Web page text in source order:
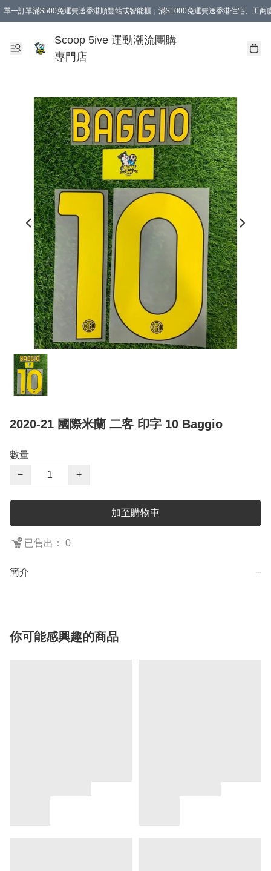
單一訂單滿$500免運費送香港順豐站或智能櫃；滿$1000免運費送香港住宅、工商
Scoop 5ive 運動潮流團購
專門店
2020-21 國際米蘭 二客 印字 10 Baggio
數量
−
+
加至購物車
已售出： 0
簡介 −
你可能感興趣的商品